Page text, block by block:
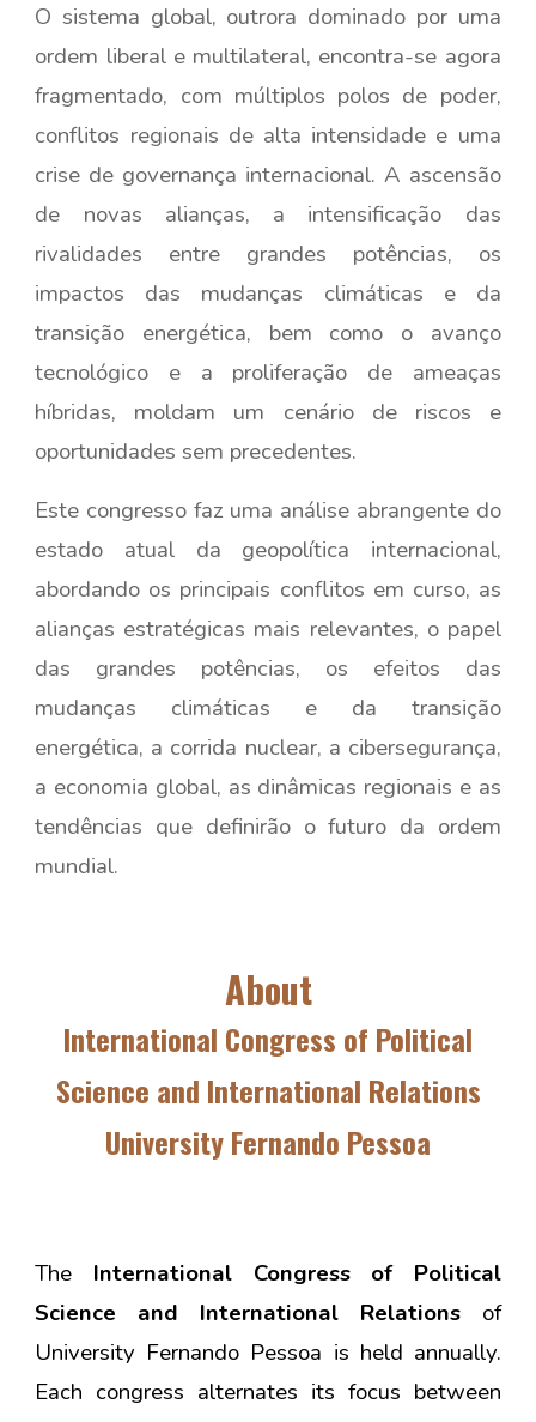
O sistema global, outrora dominado por uma
ordem liberal e multilateral, encontra-se agora
fragmentado, com múltiplos polos de poder,
conflitos regionais de alta intensidade e uma
crise de governança internacional. A ascensão
de novas alianças, a intensificação das
rivalidades entre grandes potências, os
impactos das mudanças climáticas e da
transição energética, bem como o avanço
tecnológico e a proliferação de ameaças
híbridas, moldam um cenário de riscos e
oportunidades sem precedentes.
Este congresso faz uma análise abrangente do
estado atual da geopolítica internacional,
abordando os principais conflitos em curso, as
alianças estratégicas mais relevantes, o papel
das grandes potências, os efeitos das
mudanças climáticas e da transição
energética, a corrida nuclear, a cibersegurança,
a economia global, as dinâmicas regionais e as
tendências que definirão o futuro da ordem
mundial.
About
International Congress of Political
Science and International Relations
UniversityFernando Pessoa
The International Congress of Political
Science and International Relations of
University Fernando Pessoa is held annually.
Each congress alternates its focus between